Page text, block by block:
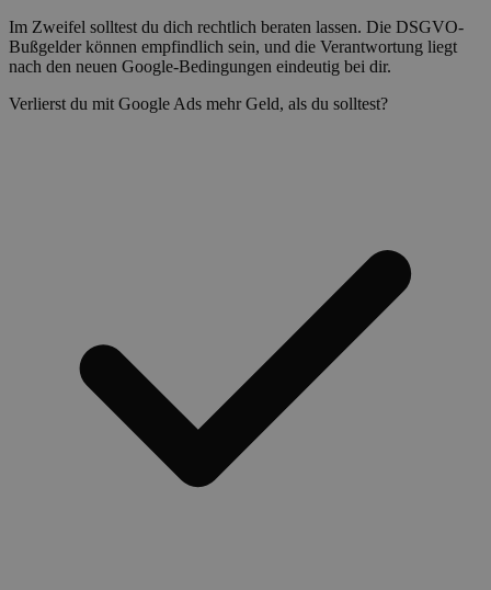
Im Zweifel solltest du dich rechtlich beraten lassen. Die DSGVO-
Bußgelder können empfindlich sein, und die Verantwortung liegt
nach den neuen Google-Bedingungen eindeutig bei dir.
Verlierst du mit Google Ads mehr Geld, als du solltest?